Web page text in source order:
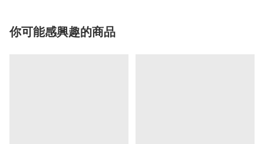
你可能感興趣的商品